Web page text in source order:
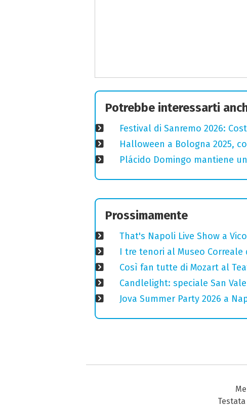
Potrebbe interessarti
Festival di Sanremo 2026:
Halloween a Bologna 2025,
Plácido Domingo mantiene
Prossimamente
That's Napoli Live Show a
I tre tenori al Museo Correale
Così fan tutte di Mozart al
Candlelight: speciale San
Jova Summer Party 2026 a